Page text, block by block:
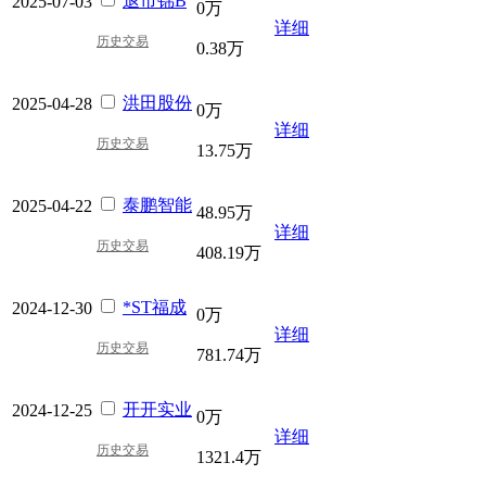
历史交易
0万
0.38万
详细
2025-04-28 洪田股份
历史交易
0万
13.75万
详细
2025-04-22 泰鹏智能
历史交易
48.95万
408.19万
详细
2024-12-30 *ST福成
历史交易
0万
781.74万
详细
2024-12-25 开开实业
历史交易
0万
1321.4万
详细